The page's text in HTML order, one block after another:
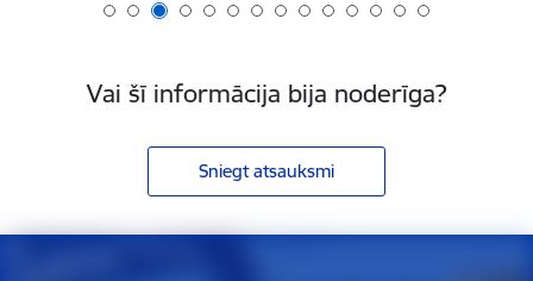
Vai šī informācija bija noderīga?
Sniegt atsauksmi